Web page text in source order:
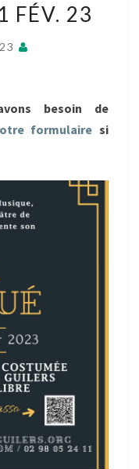
DE
FÉV. 23
besoin de
formulaire si